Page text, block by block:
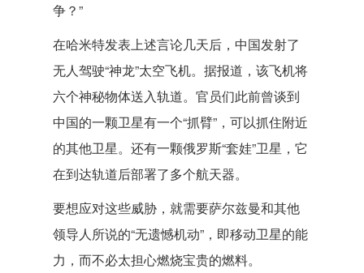
争？”
在哈米特发表上述言论几天后，中国发射了
无人驾驶“神龙”太空飞机。据报道，该飞机将
六个神秘物体送入轨道。官员们此前曾谈到
中国的一颗卫星有一个“抓臂”，可以抓住附近
的其他卫星。还有一颗俄罗斯“套娃”卫星，它
在到达轨道后部署了多个航天器。
要想应对这些威胁，就需要萨尔兹曼和其他
领导人所说的“无遗憾机动”，即移动卫星的能
力，而不必太担心燃烧宝贵的燃料。